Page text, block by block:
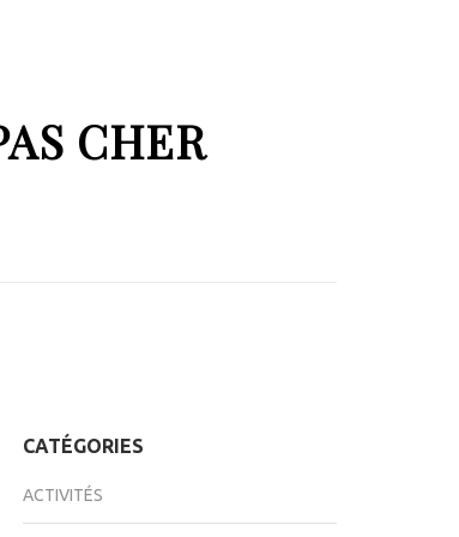
CHER
CATÉGORIES
ACTIVITÉS